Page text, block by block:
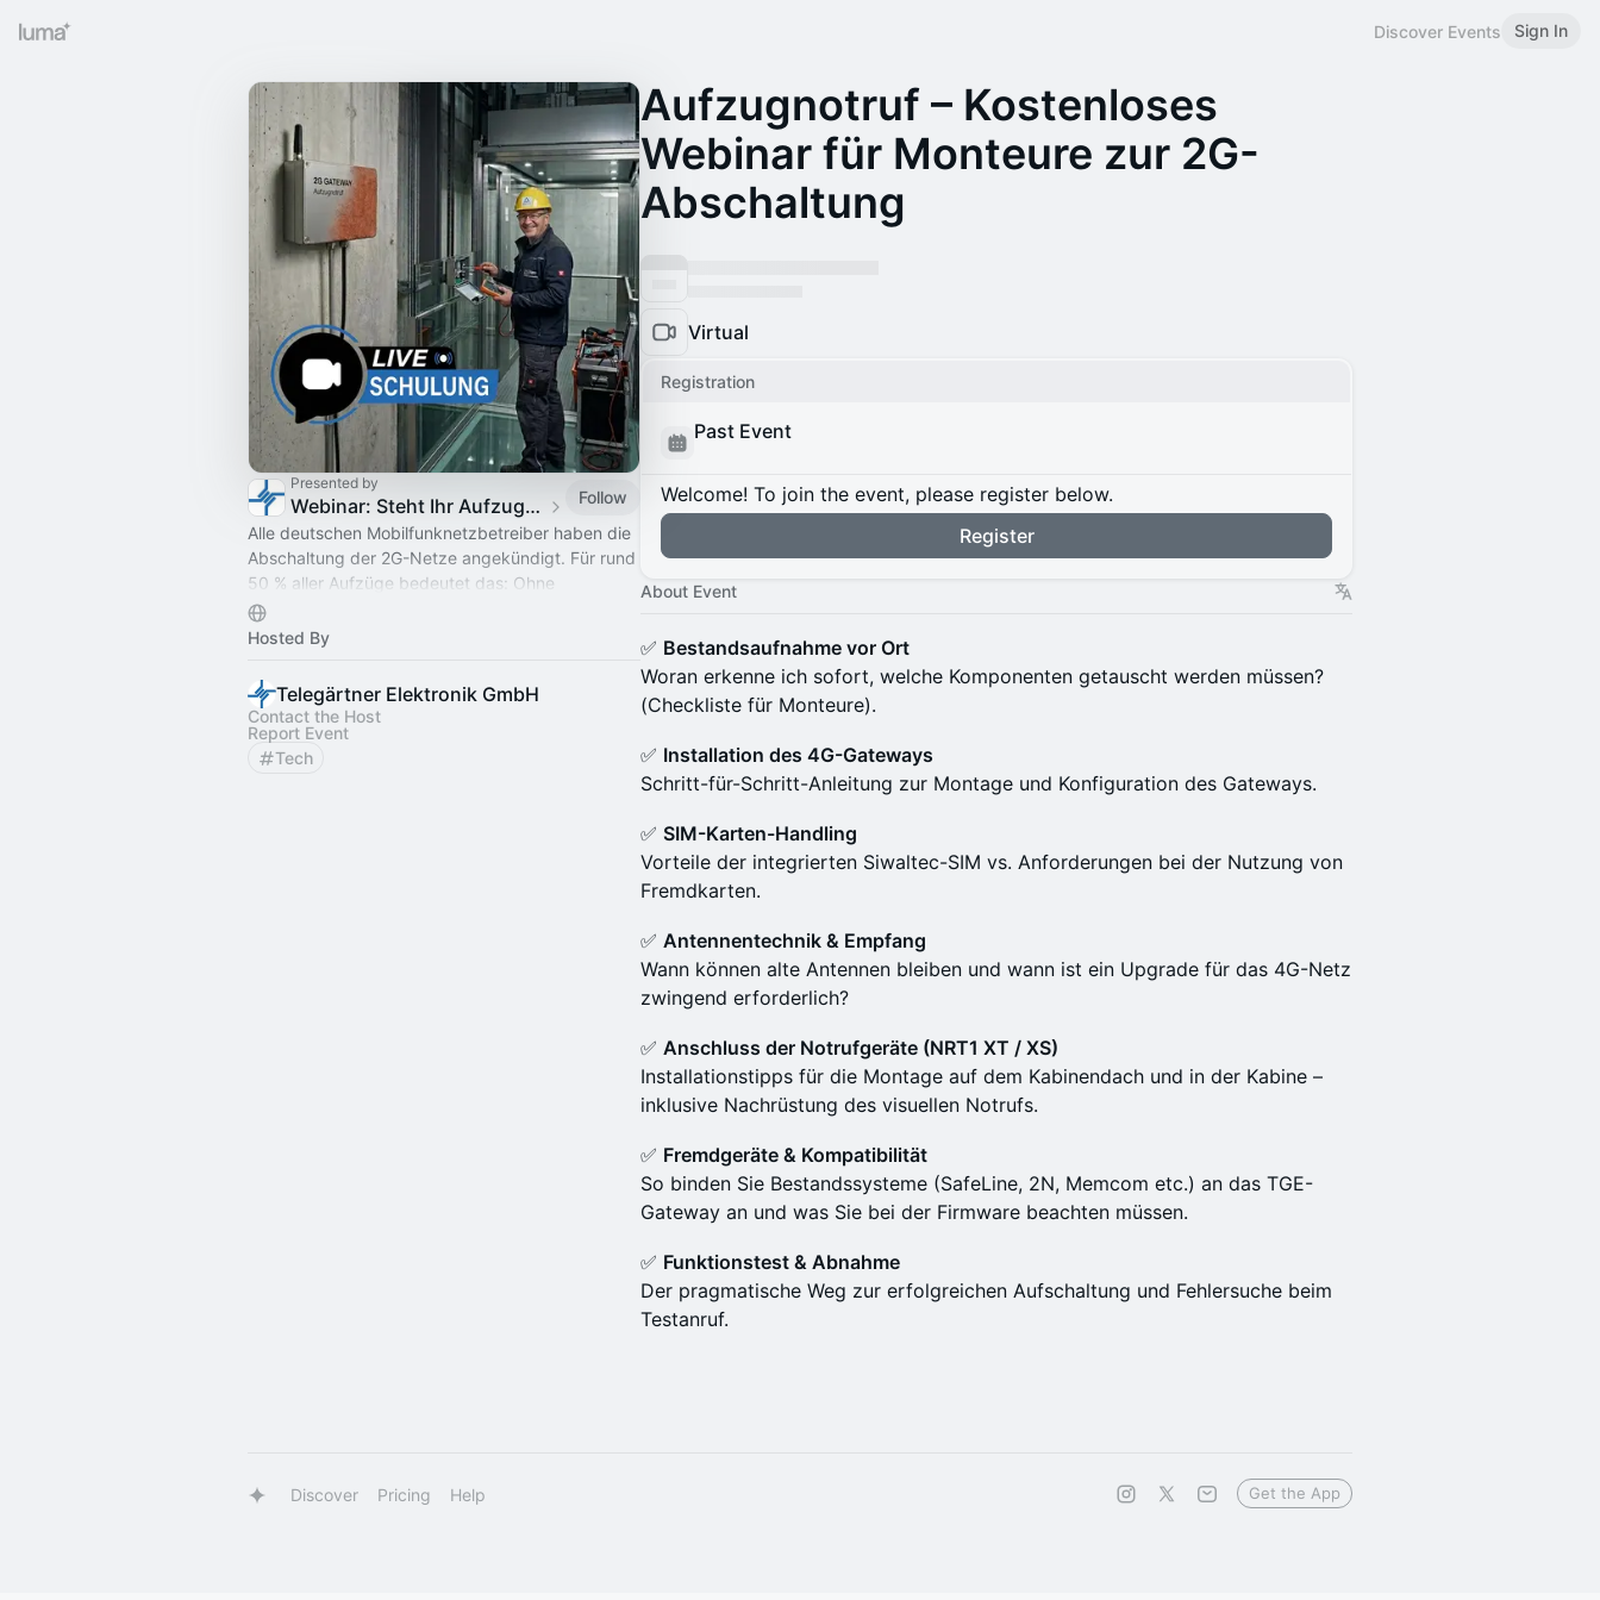
Discover Events Sign In
Presented by
Webinar: Steht Ihr Aufzugnotruf vor dem „Backstein-Effekt“?
Follow
Alle deutschen Mobilfunknetzbetreiber haben die
Abschaltung der 2G-Netze angekündigt. Für rund
50 % aller Aufzüge bedeutet das: Ohne
Umrüstung werden Notrufsystem und Aufzug
funktionsunfähig.
Hosted By
Telegärtner Elektronik GmbH
Contact the Host
Report Event
Tech
Aufzugnotruf – Kostenloses
Webinar für Monteure zur 2G-
Abschaltung
Virtual
Registration
Past Event
Welcome! To join the event, please register below.
Register
About Event
✅ Bestandsaufnahme vor Ort
Woran erkenne ich sofort, welche Komponenten getauscht werden müssen?
(Checkliste für Monteure).
✅ Installation des 4G-Gateways
Schritt-für-Schritt-Anleitung zur Montage und Konfiguration des Gateways.
✅ SIM-Karten-Handling
Vorteile der integrierten Siwaltec-SIM vs. Anforderungen bei der Nutzung von
Fremdkarten.
✅ Antennentechnik & Empfang
Wann können alte Antennen bleiben und wann ist ein Upgrade für das 4G-Netz
zwingend erforderlich?
✅ Anschluss der Notrufgeräte (NRT1 XT / XS)
Installationstipps für die Montage auf dem Kabinendach und in der Kabine –
inklusive Nachrüstung des visuellen Notrufs.
✅ Fremdgeräte & Kompatibilität
So binden Sie Bestandssysteme (SafeLine, 2N, Memcom etc.) an das TGE-
Gateway an und was Sie bei der Firmware beachten müssen.
✅ Funktionstest & Abnahme
Der pragmatische Weg zur erfolgreichen Aufschaltung und Fehlersuche beim
Testanruf.
Discover Pricing Help Get the App